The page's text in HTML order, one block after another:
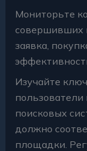
Мониторьте
совершивших
заявка,
Изучайте
поисковых
должно
площадки.